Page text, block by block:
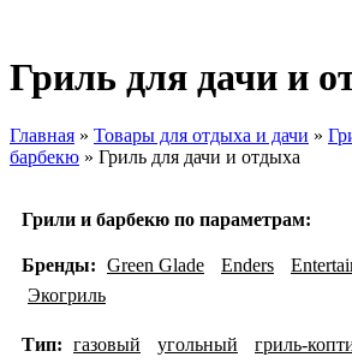
Гриль для дачи и
Вы здесь
Главная » Товары для отдыха и дачи »
барбекю » Гриль для дачи и отдыха
Грили и барбекю по параметрам:
Бренды: Green Glade Enders
Экогриль
Тип: газовый угольный гриль-